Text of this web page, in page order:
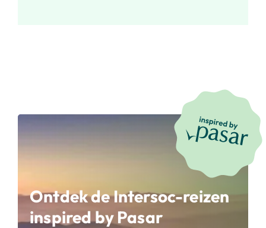
Ontdek de Intersoc-reizen
inspired by Pasar